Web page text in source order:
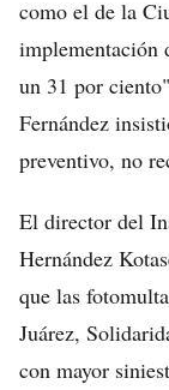
como el de la
implementación
un 31 por
Fernández
preventivo, no
El director del
Hernández
que las
Juárez,
con mayor